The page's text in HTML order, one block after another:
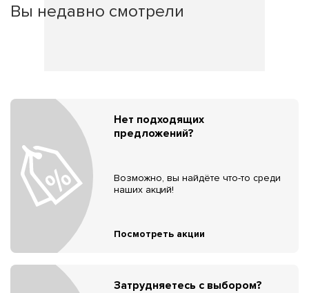
Вы недавно смотрели
Нет подходящих
предложений?
Возможно, вы найдёте что-то среди
наших акций!
Посмотреть акции
Затрудняетесь с выбором?